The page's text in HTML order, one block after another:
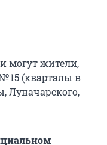
могут жители,
15 (кварталы в
Луначарского,